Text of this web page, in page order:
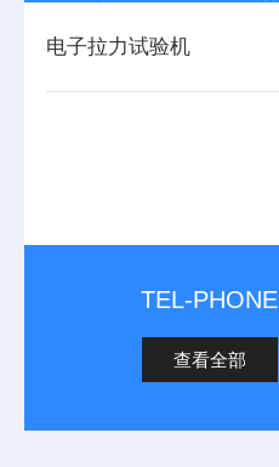
电子拉力试验机
TEL-PHONE
查看全部